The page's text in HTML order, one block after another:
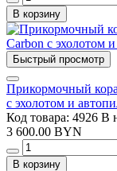
В корзину
Быстрый просмотр
Прикормочный
с эхолотом и
Код товара: 4926 В
3 600.00 BYN
В корзину